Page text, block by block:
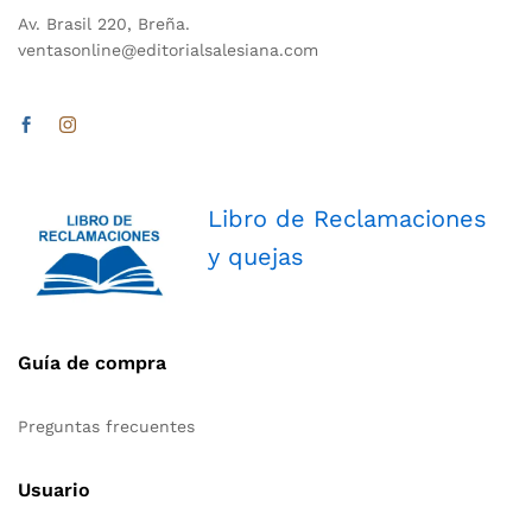
Av. Brasil 220, Breña.
ventasonline@editorialsalesiana.com
Libro de Reclamaciones
y quejas
Guía de compra
Preguntas frecuentes
Usuario